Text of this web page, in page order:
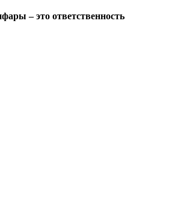
– это ответственность